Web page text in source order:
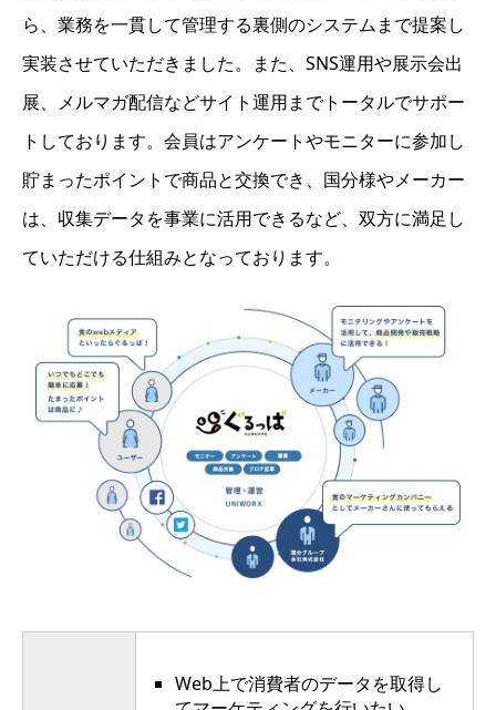
ら、業務を一貫して管理する裏側のシステムまで提案し
実装させていただきました。また、SNS運用や展示会出
展、メルマガ配信などサイト運用までトータルでサポー
トしております。会員はアンケートやモニターに参加し
貯まったポイントで商品と交換でき、国分様やメーカー
は、収集データを事業に活用できるなど、双方に満足し
ていただける仕組みとなっております。
Web上で消費者のデータを取得し